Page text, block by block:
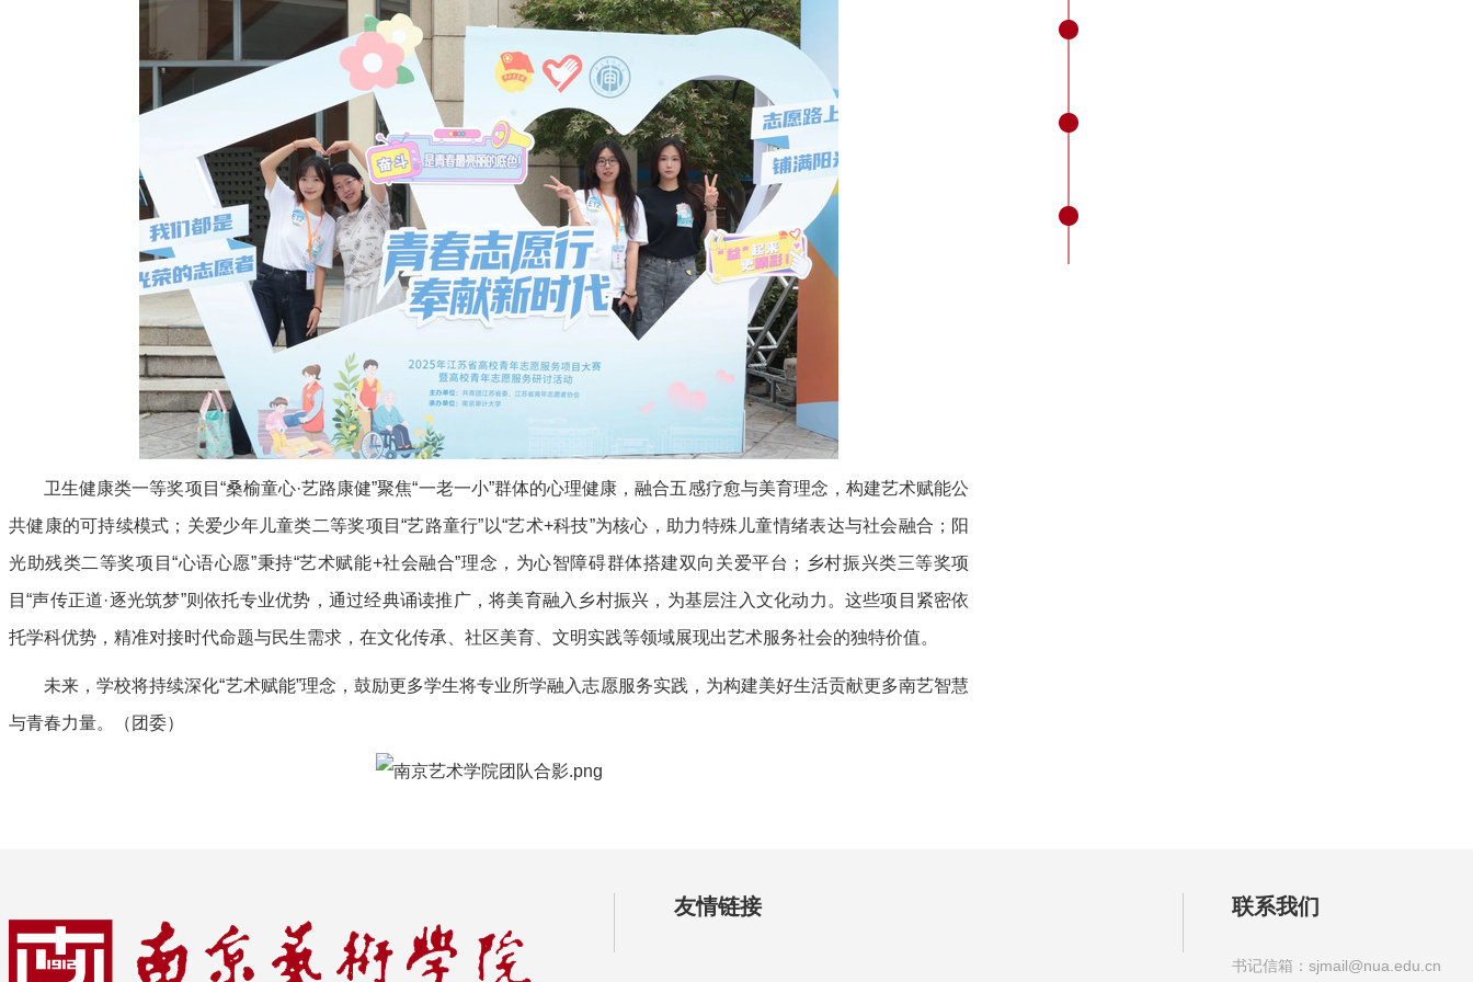
卫生健康类一等奖项目“桑榆童心·艺路康健”聚焦“一老一小”群体的心理健康，融合五感疗愈与美育理念，构建艺术赋能公
共健康的可持续模式；关爱少年儿童类二等奖项目“艺路童行”以“艺术+科技”为核心，助力特殊儿童情绪表达与社会融合；阳
光助残类二等奖项目“心语心愿”秉持“艺术赋能+社会融合”理念，为心智障碍群体搭建双向关爱平台；乡村振兴类三等奖项
目“声传正道·逐光筑梦”则依托专业优势，通过经典诵读推广，将美育融入乡村振兴，为基层注入文化动力。 这些项目紧密依
托学科优势，精准对接时代命题与民生需求，在文化传承、社区美育、文明实践等领域展现出艺术服务社会的独特价值。
未来，学校将持续深化“艺术赋能”理念，鼓励更多学生将专业所学融入志愿服务实践，为构建美好生活贡献更多南艺智慧
与青春力量。（团委）
友情链接 联系我们
书记信箱：sjmail@nua.edu.cn